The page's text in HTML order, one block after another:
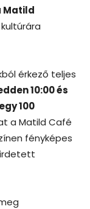
Matild
érkező teljes
10:00 és
100
a Matild Café
fényképes